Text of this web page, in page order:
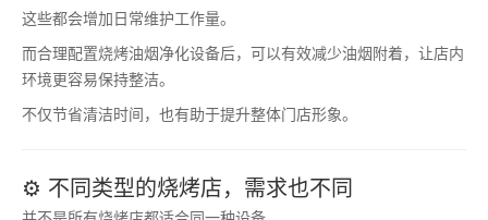
这些都会增加日常维护工作量。
而合理配置烧烤油烟净化设备后，可以有效减少油烟附着，让店内
环境更容易保持整洁。
不仅节省清洁时间，也有助于提升整体门店形象。
⚙️ 不同类型的烧烤店，需求也不同